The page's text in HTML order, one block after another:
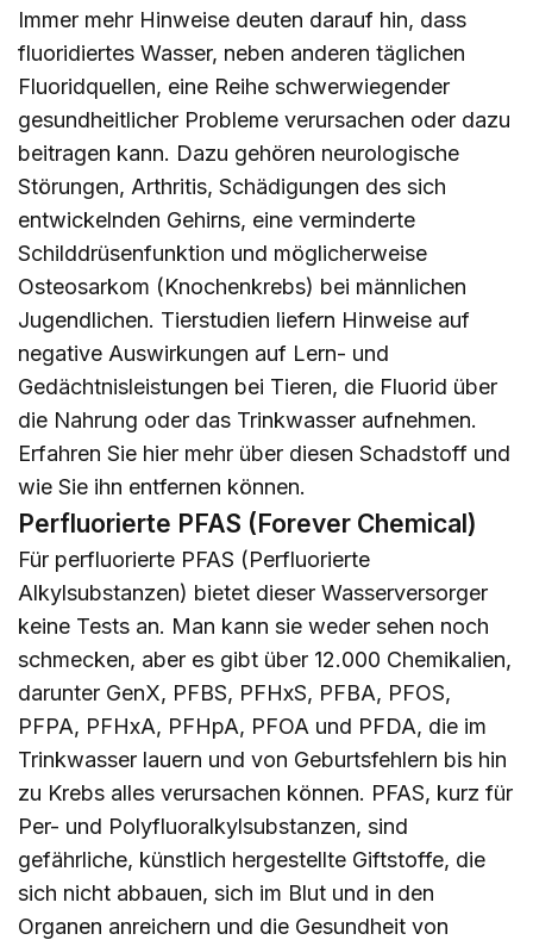
Immer mehr Hinweise deuten darauf hin, dass
fluoridiertes Wasser, neben anderen täglichen
Fluoridquellen, eine Reihe schwerwiegender
gesundheitlicher Probleme verursachen oder dazu
beitragen kann. Dazu gehören neurologische
Störungen, Arthritis, Schädigungen des sich
entwickelnden Gehirns, eine verminderte
Schilddrüsenfunktion und möglicherweise
Osteosarkom (Knochenkrebs) bei männlichen
Jugendlichen. Tierstudien liefern Hinweise auf
negative Auswirkungen auf Lern- und
Gedächtnisleistungen bei Tieren, die Fluorid über
die Nahrung oder das Trinkwasser aufnehmen.
Erfahren Sie hier mehr über diesen Schadstoff und
wie Sie ihn entfernen können.
Perfluorierte PFAS (Forever Chemical)
Für perfluorierte PFAS (Perfluorierte
Alkylsubstanzen) bietet dieser Wasserversorger
keine Tests an. Man kann sie weder sehen noch
schmecken, aber es gibt über 12.000 Chemikalien,
darunter GenX, PFBS, PFHxS, PFBA, PFOS,
PFPA, PFHxA, PFHpA, PFOA und PFDA, die im
Trinkwasser lauern und von Geburtsfehlern bis hin
zu Krebs alles verursachen können. PFAS, kurz für
Per- und Polyfluoralkylsubstanzen, sind
gefährliche, künstlich hergestellte Giftstoffe, die
sich nicht abbauen, sich im Blut und in den
Organen anreichern und die Gesundheit von